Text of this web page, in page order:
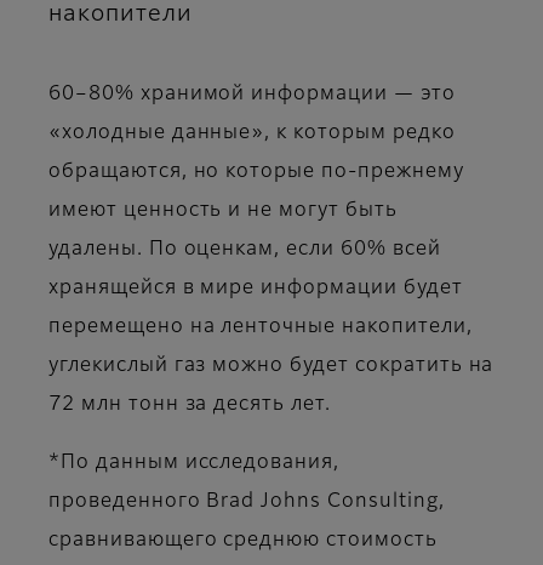
накопители
60–80% хранимой информации — это
«холодные данные», к которым редко
обращаются, но которые по-прежнему
имеют ценность и не могут быть
удалены. По оценкам, если 60% всей
хранящейся в мире информации будет
перемещено на ленточные накопители,
углекислый газ можно будет сократить на
72 млн тонн за десять лет.
*По данным исследования,
проведенного Brad Johns Consulting,
сравнивающего среднюю стоимость